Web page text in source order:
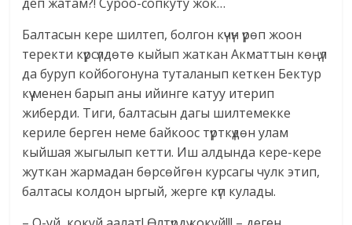
Балтасын кере шилтеп, болгон күчүн үрөп жоон
теректи күрсүлдөтө кыйып жаткан Акматтын көңүл
да буруп койбогонуна туталанып кеткен Бектур
күү менен барып аны ийинге катуу итерип
жиберди. Тиги, балтасын дагы шилтемекке
кериле берген неме байкоос түрткүдөн улам
кыйшая жыгылып кетти. Иш алдында кере-кере
жуткан жармадан бөрсөйгөн курсагы чулк этип,
балтасы колдон ыргый, жерге күп кулады.